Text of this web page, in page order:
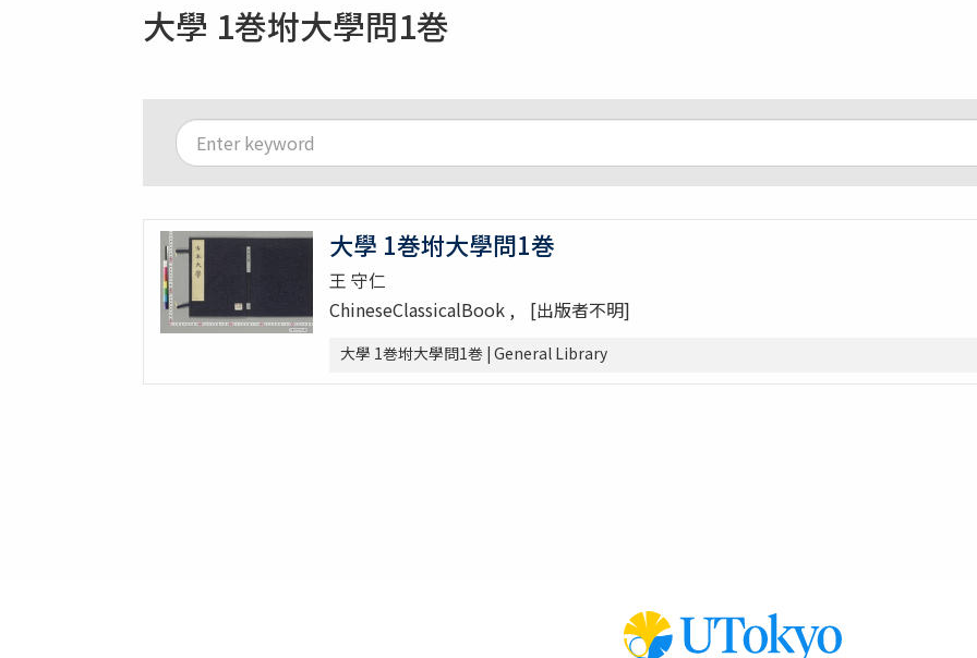
大學 1巻坿大學問1巻
大學 1巻坿大學問1巻
王 守仁
ChineseClassicalBook
[出版者不明]
大學 1巻坿大學問1巻 | General Library